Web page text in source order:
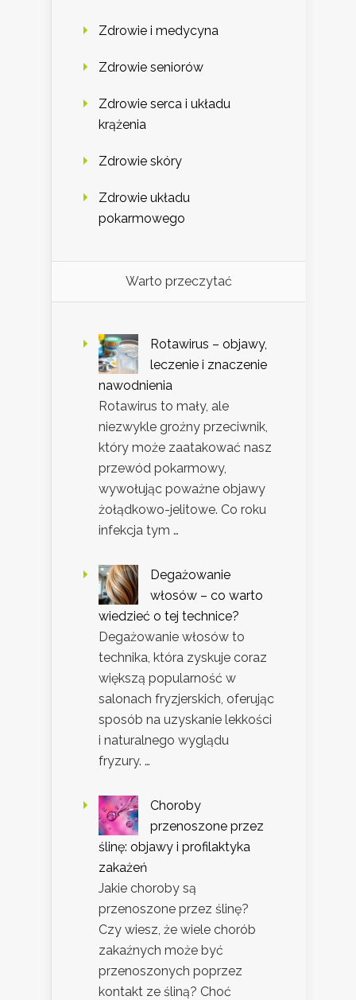
Zdrowie i medycyna
Zdrowie seniorów
Zdrowie serca i układu
krążenia
Zdrowie skóry
Zdrowie układu
pokarmowego
Warto przeczytać
Rotawirus – objawy,
leczenie i znaczenie
nawodnienia
Rotawirus to mały, ale
niezwykle groźny przeciwnik,
który może zaatakować nasz
przewód pokarmowy,
wywołując poważne objawy
żołądkowo-jelitowe. Co roku
infekcja tym …
Degażowanie
włosów – co warto
wiedzieć o tej technice?
Degażowanie włosów to
technika, która zyskuje coraz
większą popularność w
salonach fryzjerskich, oferując
sposób na uzyskanie lekkości
i naturalnego wyglądu
fryzury. …
Choroby
przenoszone przez
ślinę: objawy i profilaktyka
zakażeń
Jakie choroby są
przenoszone przez ślinę?
Czy wiesz, że wiele chorób
zakaźnych może być
przenoszonych poprzez
kontakt ze śliną? Choć